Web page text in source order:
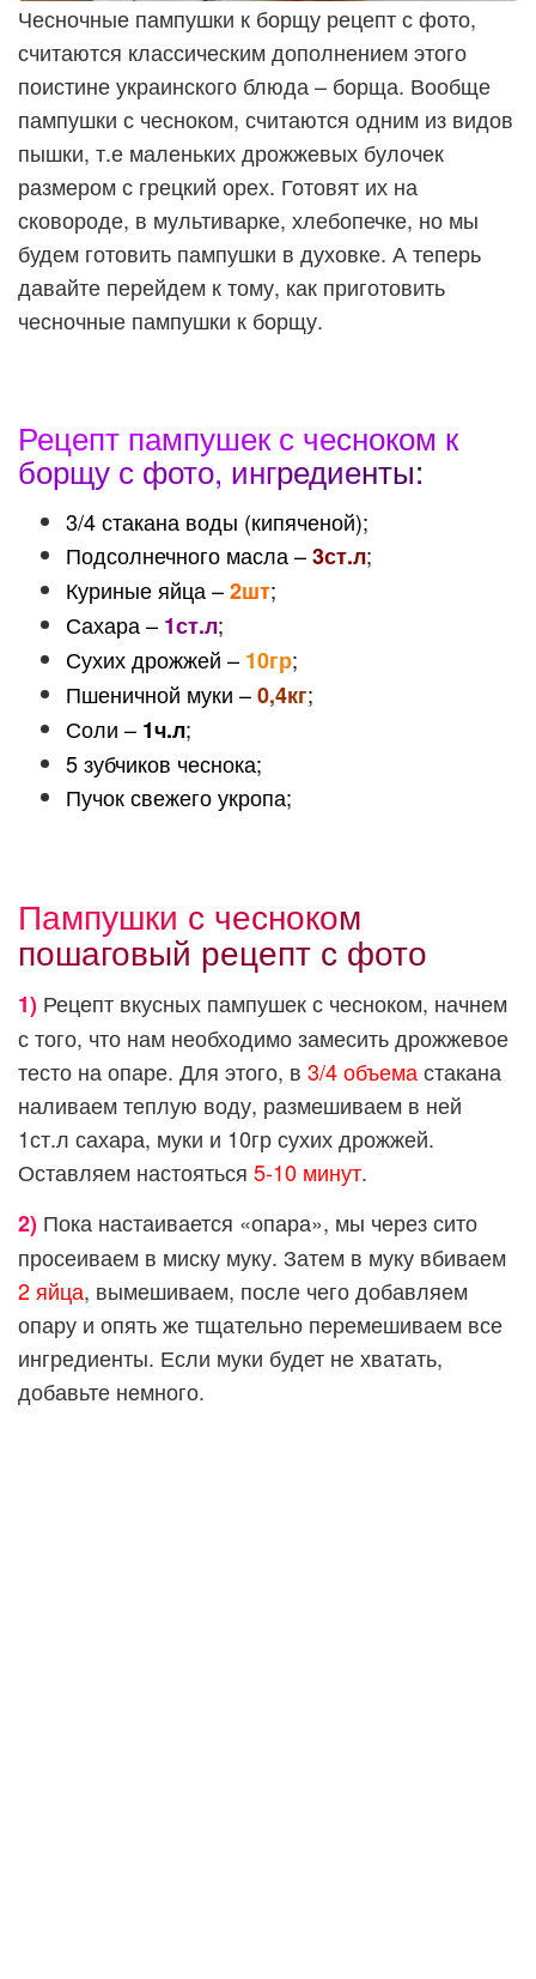
Чесночные пампушки к борщу рецепт с фото,
считаются классическим дополнением этого
поистине украинского блюда – борща. Вообще
пампушки с чесноком, считаются одним из видов
пышки, т.е маленьких дрожжевых булочек
размером с грецкий орех. Готовят их на
сковороде, в мультиварке, хлебопечке, но мы
будем готовить пампушки в духовке. А теперь
давайте перейдем к тому, как приготовить
чесночные пампушки к борщу.
Рецепт пампушек с чесноком к
борщу с фото, ингредиенты:
3/4 стакана воды (кипяченой);
Подсолнечного масла –3ст.л;
Куриные яйца –2шт;
Сахара – 1ст.л;
Сухих дрожжей – 10гр;
Пшеничной муки –0,4кг;
Соли – 1ч.л;
5 зубчиков чеснока;
Пучок свежего укропа;
Пампушки с чесноком
пошаговый рецепт с фото
1) Рецепт вкусных пампушек с чесноком, начнем
с того, что нам необходимо замесить дрожжевое
тесто на опаре. Для этого, в 3/4 объемастакана
наливаем теплую воду, размешиваем в ней
1ст.л сахара, муки и 10гр сухих дрожжей.
Оставляем настояться 5-10 минут.
2) Пока настаивается «опара», мы через сито
просеиваем в миску муку. Затем в муку вбиваем
2 яйца, вымешиваем, после чего добавляем
опару и опять же тщательно перемешиваем все
ингредиенты. Если муки будет не хватать,
добавьте немного.